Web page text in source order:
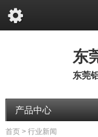
东
东莞
首页> 行业新闻
产品中心